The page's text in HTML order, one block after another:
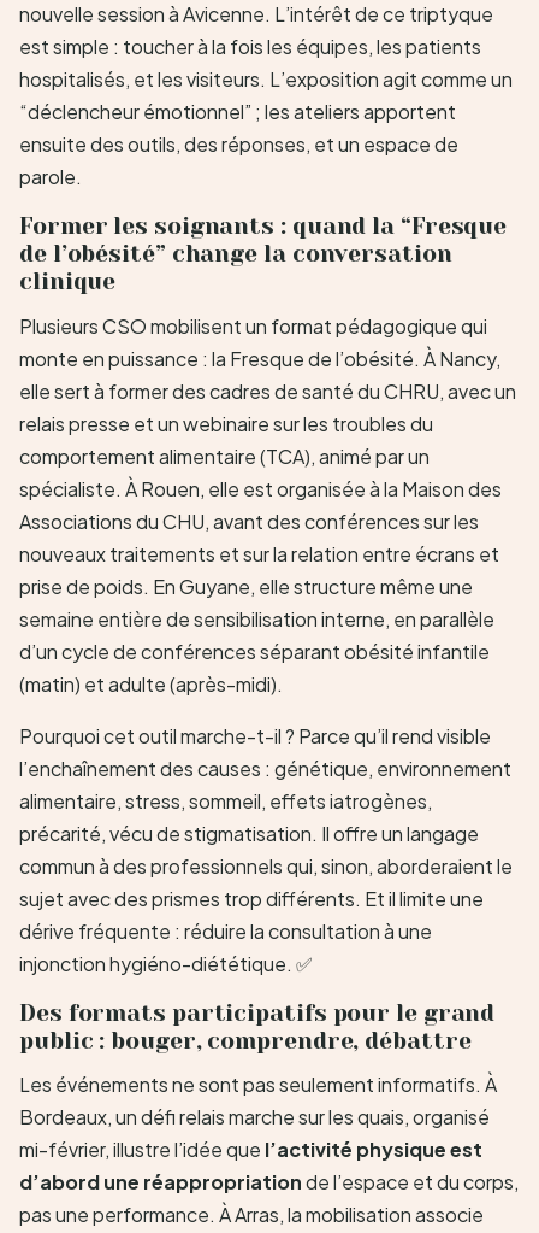
nouvelle session à Avicenne. L’intérêt de ce triptyque
est simple : toucher à la fois les équipes, les patients
hospitalisés, et les visiteurs. L’exposition agit comme un
“déclencheur émotionnel” ; les ateliers apportent
ensuite des outils, des réponses, et un espace de
parole.
Former les soignants : quand la “Fresque
de l’obésité” change la conversation
clinique
Plusieurs CSO mobilisent un format pédagogique qui
monte en puissance : la Fresque de l’obésité. À Nancy,
elle sert à former des cadres de santé du CHRU, avec un
relais presse et un webinaire sur les troubles du
comportement alimentaire (TCA), animé par un
spécialiste. À Rouen, elle est organisée à la Maison des
Associations du CHU, avant des conférences sur les
nouveaux traitements et sur la relation entre écrans et
prise de poids. En Guyane, elle structure même une
semaine entière de sensibilisation interne, en parallèle
d’un cycle de conférences séparant obésité infantile
(matin) et adulte (après-midi).
Pourquoi cet outil marche-t-il ? Parce qu’il rend visible
l’enchaînement des causes : génétique, environnement
alimentaire, stress, sommeil, effets iatrogènes,
précarité, vécu de stigmatisation. Il offre un langage
commun à des professionnels qui, sinon, aborderaient le
sujet avec des prismes trop différents. Et il limite une
dérive fréquente : réduire la consultation à une
injonction hygiéno-diététique. ✅
Des formats participatifs pour le grand
public : bouger, comprendre, débattre
Les événements ne sont pas seulement informatifs. À
Bordeaux, un défi relais marche sur les quais, organisé
mi-février, illustre l’idée que l’activité physique est
d’abord une réappropriationde l’espace et du corps,
pas une performance. À Arras, la mobilisation associe